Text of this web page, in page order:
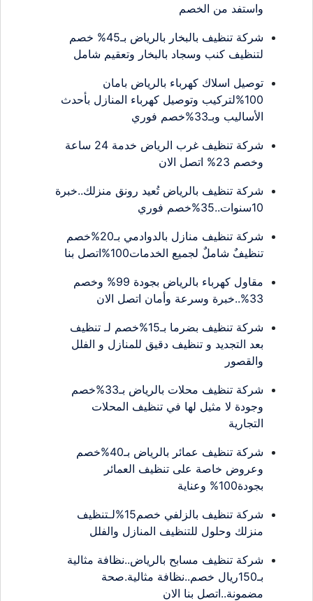
واستفد من الخصم
شركة تنظيف بالبخار بالرياض بـ45% خصم
لتنظيف كنب وسجاد بالبخار وتعقيم شامل
توصيل اسلاك كهرباء بالرياض بامان
100%لتركيب وتوصيل كهرباء المنازل بأحدث
الأساليب وبـ33%خصم فوري
شركة تنظيف غرب الرياض خدمة 24 ساعة
وخصم 23% اتصل الان
شركة تنظيف بالرياض تُعيد رونق منزلك..خبرة
10سنوات..35%خصم فوري
شركة تنظيف منازل بالدوادمي بـ20%خصم
تنظيفٌ شاملٌ لجميع الخدمات100%اتصل بنا
مقاول كهرباء بالرياض بجودة 99% وخصم
33%..خبرة وسرعة وأمان اتصل الان
شركة تنظيف بضرما بـ15%خصم لـ تنظيف
بعد التجديد و تنظيف دقيق للمنازل و الفلل
والقصور
شركة تنظيف محلات بالرياض بـ33%خصم
وجودة لا مثيل لها في تنظيف المحلات
التجارية
شركة تنظيف عمائر بالرياض بـ40%خصم
وعروض خاصة على تنظيف العمائر
بجودة100% وعناية
شركة تنظيف بالزلفي خصم15%لـتنظيف
منزلك وحلول للتنظيف المنازل والفلل
شركة تنظيف مسابح بالرياض..نظافة مثالية
بـ150ريال خصم..نظافة مثالية.صحة
مضمونة..اتصل بنا الان